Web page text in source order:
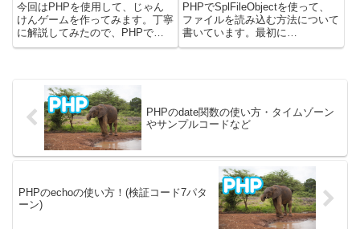
今回はPHPを使用して、じゃん
けんゲームを作ってみます。丁寧
に解説してみたので、PHPで何
か作ろうと思っているけど、ネタ
HTML・CSSがわかる。・PHPの
文法を勉強した。（こちらの内
容...
PHPでSplFileObjectを使って、
ファイルを読み込む方法について
書いています。最初に
SplFileObjectクラスについて簡単
PHPのdate関数の使い方・タイムゾーン
やサンプルコードなど
PHPのechoの使い方！(検証コード7パタ
ーン)